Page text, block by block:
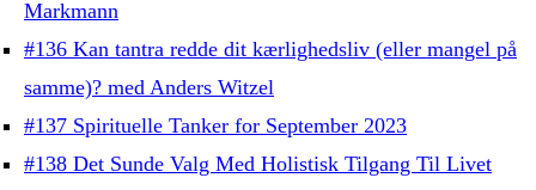
Markmann
#136 Kan tantra redde dit kærlighedsliv (eller mangel på
samme)? med Anders Witzel
#137 Spirituelle Tanker for September 2023
#138 Det Sunde Valg Med Holistisk Tilgang Til Livet